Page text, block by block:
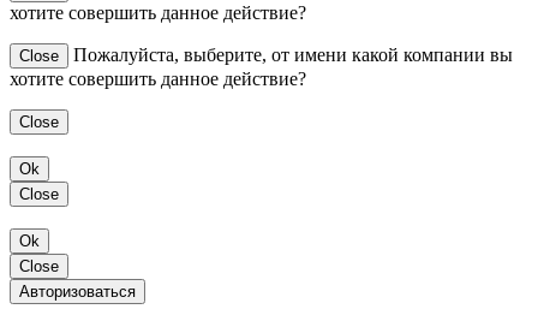
хотите совершить данное действие?
Close
Пожалуйста, выберите, от имени какой компании вы
хотите совершить данное действие?
Close
Ok
Close
Ok
Close
Авторизоваться